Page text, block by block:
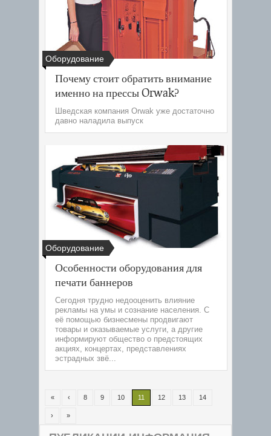
Оборудование
Почему стоит обратить внимание
именно на прессы Orwak?
Шведская компания Orwak уже достаточно
давно наладила выпуск
Оборудование
Особенности оборудования для
печати баннеров
Сегодня трудно недооценить влияние
рекламы на умы и сознание населения. С
её помощью бизнесмены продвигают
товары и оказываемые услуги, а другие
информируют общество о предстоящих
акциях, концертах, представлениях
эстрадных звё...
« ‹ 8 9 10 11 12 13 14
› »